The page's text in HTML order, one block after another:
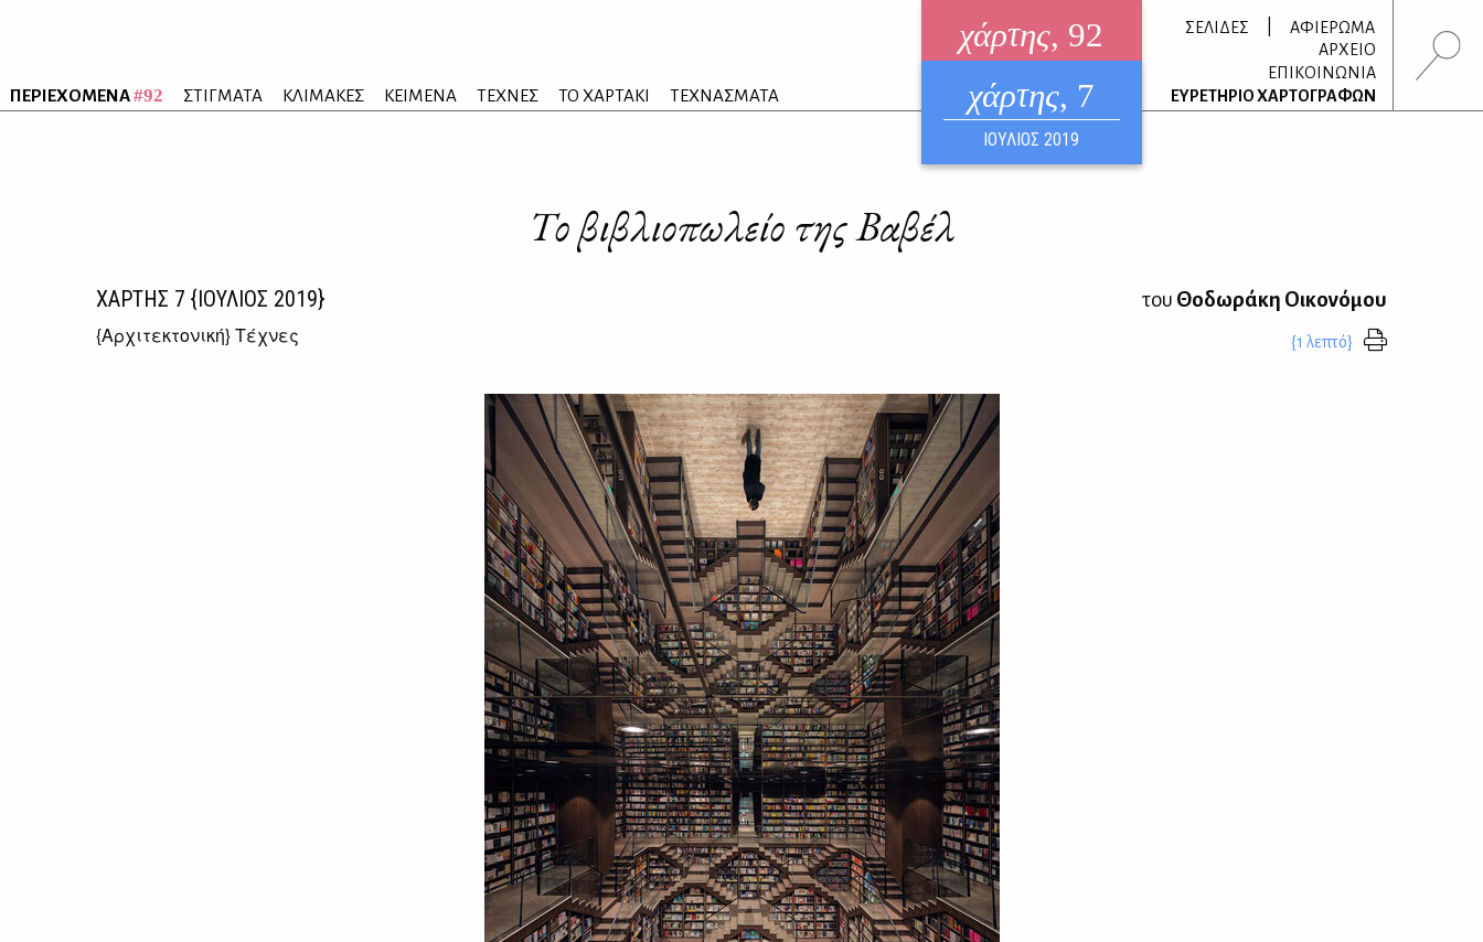
ΠΕΡΙΕΧΟΜΕΝΑ#92 ΣΤΙΓΜΑΤΑ ΚΛΙΜΑΚΕΣ ΚΕΙΜΕΝΑ ΤΕΧΝΕΣ ΤΟ ΧΑΡΤΑΚΙ ΤΕΧΝΑΣΜΑΤΑ
χάρτης, 92
ηλεκτρονικό περιοδικό
ΑΥΓΟΥΣΤΟΣ 2026
χάρτης, 7
ΙΟΥΛΙΟΣ 2019
ΣΕΛΙΔΕΣ
ΑΦΙΕΡΩΜΑ
ΑΡΧΕΙΟ
ΕΠΙΚΟΙΝΩΝΙΑ
ΕΥΡΕΤΗΡΙΟ ΧΑΡΤΟΓΡΑΦΩΝ
Το βιβλιοπωλείο της Βαβέλ
ΧΑΡΤΗΣ 7 {ΙΟΥΛΙΟΣ 2019}
{Αρχιτεκτονική} Τέχνες
του Θοδωράκη Οικονόμου
{1 λεπτό}